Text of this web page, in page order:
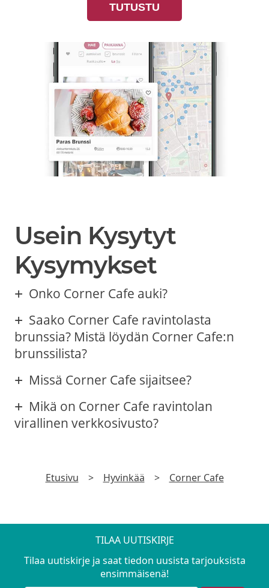
TUTUSTU
Usein Kysytyt
Kysymykset
Onko Corner Cafe auki?
Saako Corner Cafe ravintolasta
brunssia? Mistä löydän Corner Cafe:n
brunssilista?
Missä Corner Cafe sijaitsee?
Mikä on Corner Cafe ravintolan
virallinen verkkosivusto?
Etusivu > Hyvinkää > Corner Cafe
TILAA UUTISKIRJE
Tilaa uutiskirje ja saat tiedon uusista tarjouksista
ensimmäisenä!